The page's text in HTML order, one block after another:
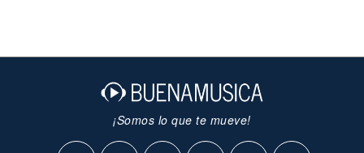
¡Somos lo que te mueve!